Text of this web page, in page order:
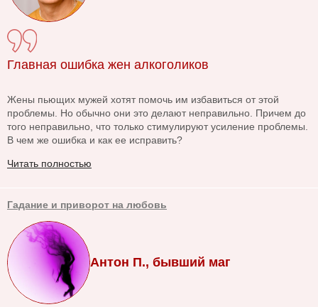
Главная ошибка жен алкоголиков
Жены пьющих мужей хотят помочь им избавиться от этой
проблемы. Но обычно они это делают неправильно. Причем до
того неправильно, что только стимулируют усиление проблемы.
В чем же ошибка и как ее исправить?
Читать полностью
Гадание и приворот на любовь
Антон П., бывший маг